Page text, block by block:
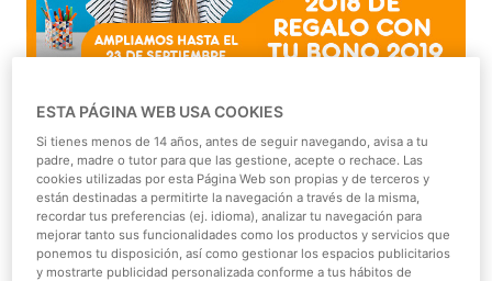
El final del verano se acerca. La rutina, las vacaciones
que terminan, los colegios que comienzan…etc. por
suerteBono Parquesos trae una buena noticia.
Del 27 de agosto al 23 de septiembrepuedes adquirir o
renovar tuBono Parques Todos los Parquesy podrás
ESTA PÁGINA WEB USA COOKIES
Si tienes menos de 14 años, antes de seguir navegando, avisa a tu
padre, madre o tutor para que las gestione, acepte o rechace. Las
cookies utilizadas por esta Página Web son propias y de terceros y
están destinadas a permitirte la navegación a través de la misma,
recordar tus preferencias (ej. idioma), analizar tu navegación para
mejorar tanto sus funcionalidades como los productos y servicios que
ponemos tu disposición, así como gestionar los espacios publicitarios
y mostrarte publicidad personalizada conforme a tus hábitos de